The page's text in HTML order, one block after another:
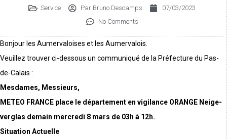
Service Par Bruno Descamps
07/03/2023
No Comments
Bonjour les Aumervaloises et les Aumervalois.
Veuillez trouver ci-dessous un communiqué de la Préfecture du Pas-
de-Calais :
Mesdames, Messieurs,
METEO FRANCE place le département en vigilance ORANGE Neige-
verglas demain mercredi 8 mars de 03h à 12h.
Situation Actuelle